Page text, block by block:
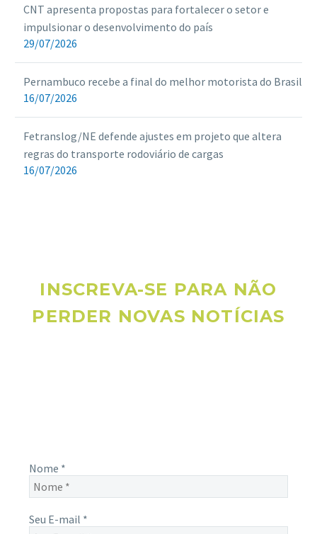
CNT apresenta propostas para fortalecer o setor e
impulsionar o desenvolvimento do país
29/07/2026
Pernambuco recebe a final do melhor motorista do Brasil
16/07/2026
Fetranslog/NE defende ajustes em projeto que altera
regras do transporte rodoviário de cargas
16/07/2026
INSCREVA-SE PARA NÃO
PERDER NOVAS NOTÍCIAS
Nome *
Seu E-mail *